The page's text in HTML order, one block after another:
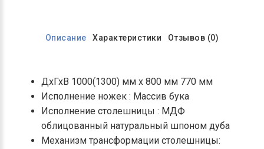
Описание Характеристики Отзывов (0)
ДхГхВ 1000(1300) мм х 800 мм 770 мм
Исполнение ножек : Массив бука
Исполнение столешницы : МДФ
облицованный натуральный шпоном дуба
Механизм трансформации столешницы: